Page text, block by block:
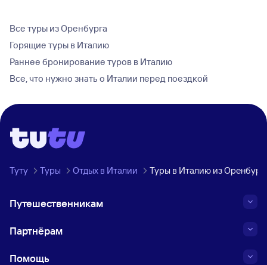
Все туры из Оренбурга
Горящие туры в Италию
Раннее бронирование туров в Италию
Все, что нужно знать о Италии перед поездкой
Туту Туры Отдых в Италии Туры в Италию из
Путешественникам
Партнёрам
Помощь